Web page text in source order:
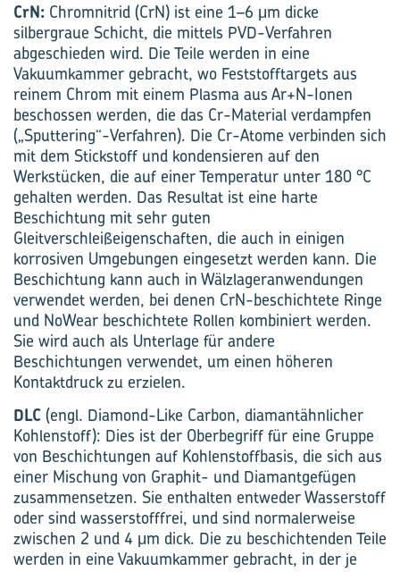
CrN: Chromnitrid (CrN) ist eine 1–6 μm dicke
silbergraue Schicht, die mittels PVD-Verfahren
abgeschieden wird. Die Teile werden in eine
Vakuumkammer gebracht, wo Feststofftargets aus
reinem Chrom mit einem Plasma aus Ar+N-Ionen
beschossen werden, die das Cr-Material verdampfen
(„Sputtering“-Verfahren). Die Cr-Atome verbinden sich
mit dem Stickstoff und kondensieren auf den
Werkstücken, die auf einer Temperatur unter 180 °C
gehalten werden. Das Resultat ist eine harte
Beschichtung mit sehr guten
Gleitverschleißeigenschaften, die auch in einigen
korrosiven Umgebungen eingesetzt werden kann. Die
Beschichtung kann auch in Wälzlageranwendungen
verwendet werden, bei denen CrN-beschichtete Ringe
und NoWear beschichtete Rollen kombiniert werden.
Sie wird auch als Unterlage für andere
Beschichtungen verwendet, um einen höheren
Kontaktdruck zu erzielen.
DLC (engl. Diamond-Like Carbon, diamantähnlicher
Kohlenstoff): Dies ist der Oberbegriff für eine Gruppe
von Beschichtungen auf Kohlenstoffbasis, die sich aus
einer Mischung von Graphit- und Diamantgefügen
zusammensetzen. Sie enthalten entweder Wasserstoff
oder sind wasserstofffrei, und sind normalerweise
zwischen 2 und 4 μm dick. Die zu beschichtenden Teile
werden in eine Vakuumkammer gebracht, in der je